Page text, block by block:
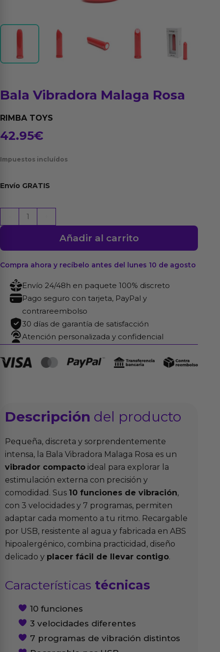
Bala Vibradora Malaga Rosa
RIMBA TOYS
42.95€
Impuestos incluídos
Envío GRATIS
Vibradora
Rosa
cantidad
Añadir al carrito
Compra ahora y recíbelo antes del lunes 10 de agosto
Envío 24/48h en paquete 100% discreto
Pago seguro con tarjeta, PayPal y
contrareembolso
30 días de garantía de satisfacción
Atención personalizada y confidencial
Descripción del producto
Pequeña, discreta y sorprendentemente
intensa, la Bala Vibradora Malaga Rosa es un
vibrador compacto ideal para explorar la
estimulación externa con precisión y
comodidad. Sus 10 funciones de vibración,
con 3 velocidades y 7 programas, permiten
adaptar cada momento a tu ritmo. Recargable
por USB, resistente al agua y fabricada en ABS
hipoalergénico, combina practicidad, diseño
delicado y placer fácil de llevar contigo.
Características técnicas
10 funciones
3 velocidades diferentes
7 programas de vibración distintos